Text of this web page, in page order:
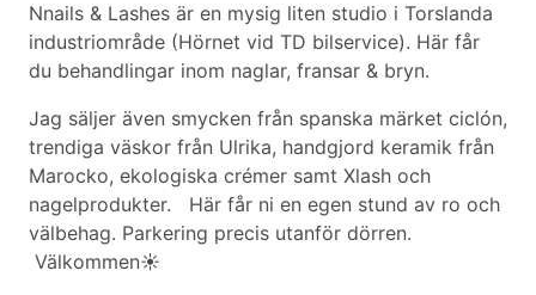
Nnails & Lashes är en mysig liten studio i Torslanda
industriområde (Hörnet vid TD bilservice). Här får
du behandlingar inom naglar, fransar & bryn.
Jag säljer även smycken från spanska märket ciclón,
trendiga väskor från Ulrika, handgjord keramik från
Marocko, ekologiska crémer samt Xlash och
nagelprodukter. Här får ni en egen stund av ro och
välbehag. Parkering precis utanför dörren.
Välkommen☀️